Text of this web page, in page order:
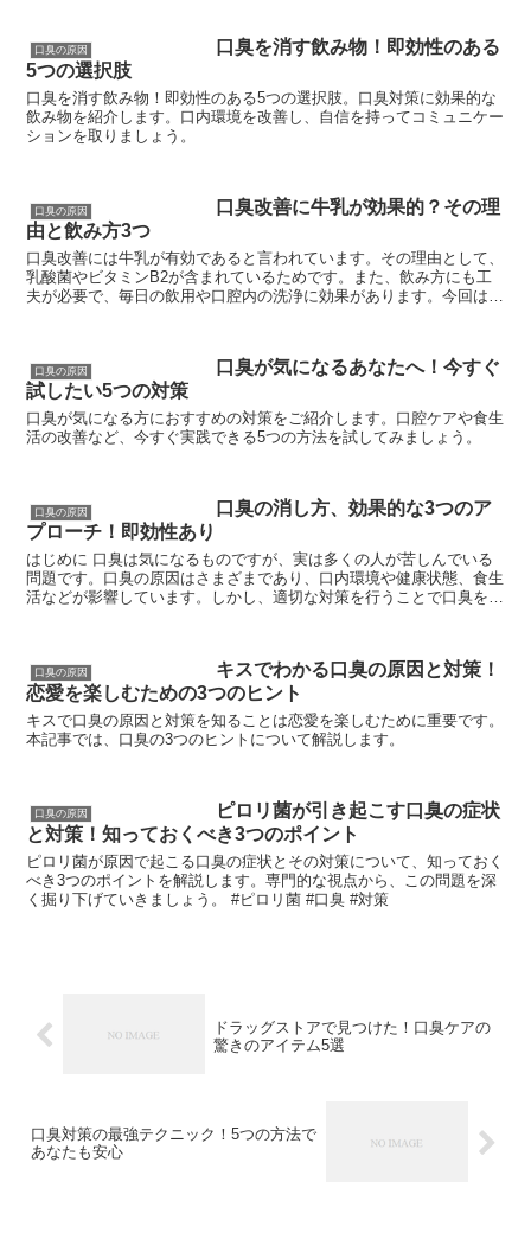
口臭の原因
口臭を消す飲み物！即効性のある
5つの選択肢
口臭を消す飲み物！即効性のある5つの選択肢。口臭対策に効果的な
飲み物を紹介します。口内環境を改善し、自信を持ってコミュニケー
ションを取りましょう。
口臭の原因
口臭改善に牛乳が効果的？その理
由と飲み方3つ
口臭改善には牛乳が有効であると言われています。その理由として、
乳酸菌やビタミンB2が含まれているためです。また、飲み方にも工
夫が必要で、毎日の飲用や口腔内の洗浄に効果があります。今回は、
口臭の原因
口臭が気になるあなたへ！今すぐ
試したい5つの対策
口臭が気になる方におすすめの対策をご紹介します。口腔ケアや食生
活の改善など、今すぐ実践できる5つの方法を試してみましょう。
口臭の原因
口臭の消し方、効果的な3つのア
プローチ！即効性あり
はじめに 口臭は気になるものですが、実は多くの人が苦しんでいる
問題です。口臭の原因はさまざまであり、口内環境や健康状態、食生
活などが影響しています。しかし、適切な対策を行うことで口臭を改
口臭の原因
キスでわかる口臭の原因と対策！
恋愛を楽しむための3つのヒント
キスで口臭の原因と対策を知ることは恋愛を楽しむために重要です。
本記事では、口臭の3つのヒントについて解説します。
口臭の原因
ピロリ菌が引き起こす口臭の症状
と対策！知っておくべき3つのポイント
ピロリ菌が原因で起こる口臭の症状とその対策について、知っておく
べき3つのポイントを解説します。専門的な視点から、この問題を深
く掘り下げていきましょう。 #ピロリ菌 #口臭 #対策
ドラッグストアで見つけた！口臭ケアの
驚きのアイテム5選
口臭対策の最強テクニック！5つの方法で
あなたも安心